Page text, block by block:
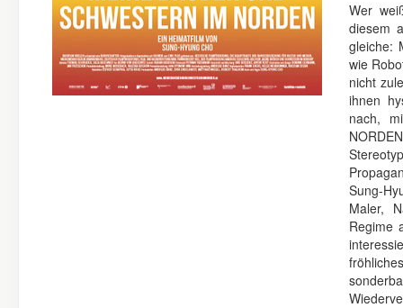
Wer
diesem
gleiche:
wie
nicht
ihnen
nach,
Sung-
Maler,
Regime